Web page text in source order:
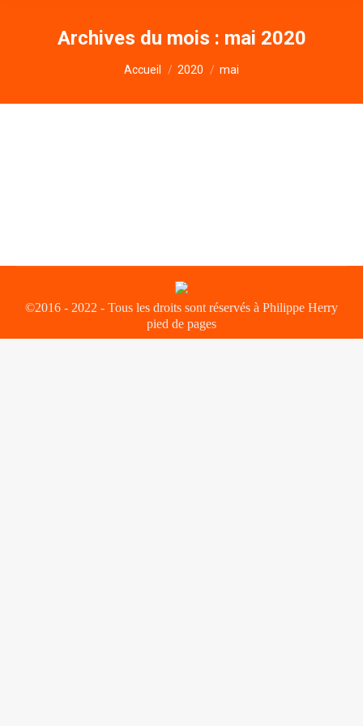
Archives du mois : mai 2020
Accueil 2020 mai
©2016 - 2022 - Tous les droits sont réservés à Philippe Herry
pied de pages